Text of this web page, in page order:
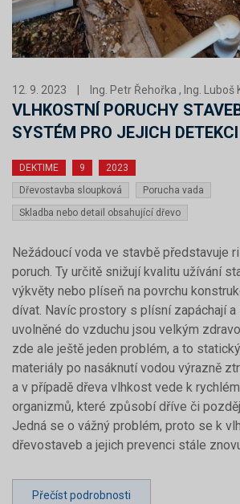
12. 9. 2023 Ing. Petr Řehořka , Ing. Luboš
VLHKOSTNÍ PORUCHY
SYSTÉM PRO JEJICH DETEKCI
DEKTIME 9
2023
Dřevostavba sloupková
Porucha vada
Skladba nebo detail obsahující dřevo
Nežádoucí voda ve stavbě představuje
poruch. Ty určitě snižují kvalitu užívání
výkvěty nebo plíseň na povrchu
dívat. Navíc prostory s plísní zapáchají
uvolněné do vzduchu jsou velkým
zde ale ještě jeden problém, a to
materiály po nasáknutí vodou výrazně
a v případě dřeva vlhkost vede k
organizmů, které způsobí dříve či
Jedná se o vážný problém, proto se k
dřevostaveb a jejich prevenci stále
Přečíst podrobnosti